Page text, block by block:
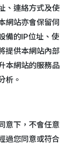
、連絡方式及使
網站亦會保留伺
備的IP位址、使
提供本網站內部
本網站的服務品
析。
意下，不會任意
過您同意或符合